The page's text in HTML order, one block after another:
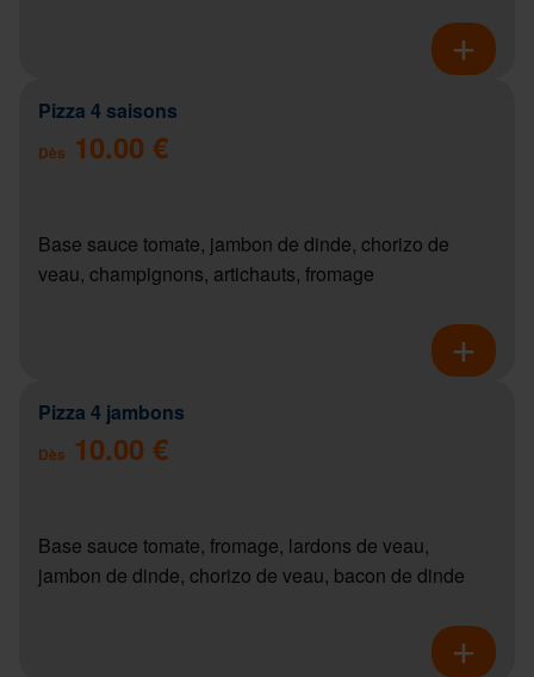
Pizza 4 saisons
Dès 10.00 €
Base sauce tomate, jambon de dinde, chorizo de
veau, champignons, artichauts, fromage
Pizza 4 jambons
Dès 10.00 €
Base sauce tomate, fromage, lardons de veau,
jambon de dinde, chorizo de veau, bacon de dinde